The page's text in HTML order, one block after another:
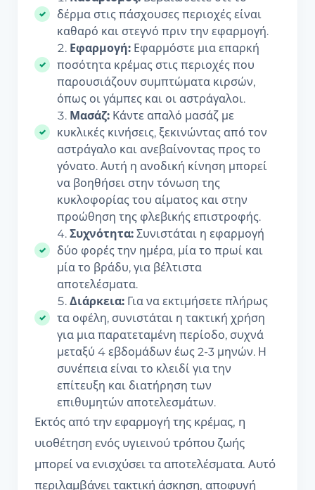
δέρμα στις πάσχουσες περιοχές είναι
καθαρό και στεγνό πριν την εφαρμογή.
Εφαρμογή: Εφαρμόστε μια επαρκή
ποσότητα κρέμας στις περιοχές που
παρουσιάζουν συμπτώματα κιρσών,
όπως οι γάμπες και οι αστράγαλοι.
Μασάζ: Κάντε απαλό μασάζ με
κυκλικές κινήσεις, ξεκινώντας από τον
αστράγαλο και ανεβαίνοντας προς το
γόνατο. Αυτή η ανοδική κίνηση μπορεί
να βοηθήσει στην τόνωση της
κυκλοφορίας του αίματος και στην
προώθηση της φλεβικής επιστροφής.
Συχνότητα: Συνιστάται η εφαρμογή
δύο φορές την ημέρα, μία το πρωί και
μία το βράδυ, για βέλτιστα
αποτελέσματα.
Διάρκεια: Για να εκτιμήσετε πλήρως
τα οφέλη, συνιστάται η τακτική χρήση
για μια παρατεταμένη περίοδο, συχνά
μεταξύ 4 εβδομάδων έως 2-3 μηνών. Η
συνέπεια είναι το κλειδί για την
επίτευξη και διατήρηση των
επιθυμητών αποτελεσμάτων.
Εκτός από την εφαρμογή της κρέμας, η
υιοθέτηση ενός υγιεινού τρόπου ζωής
μπορεί να ενισχύσει τα αποτελέσματα. Αυτό
περιλαμβάνει τακτική άσκηση, αποφυγή